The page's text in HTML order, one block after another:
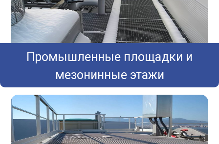
Промышленные площадки и
мезонинные этажи